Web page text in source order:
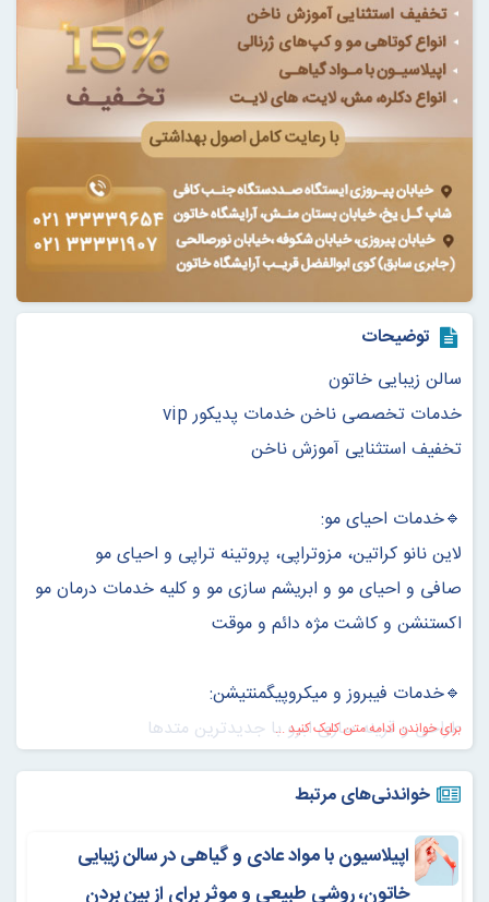
توضیحات
سالن زیبایی خاتون
خدمات تخصصی ناخن خدمات پديكور vip
تخفيف استثنایی آموزش ناخن
🔹خدمات احیای مو:
لاین نانو کراتین، مزوتراپی، پروتینه تراپی و احیای مو
صافی و احیای مو و ابریشم سازی مو و کلیه خدمات درمان مو
اکستنشن و کاشت مژه دائم و موقت
🔹خدمات فیبروز و میکروپیگمنتیشن:
طراحی و قرینه سازی ابرو با جدیدترین متدها
میکروپیگمنتیشن نانو
میکروبلیدینگ به جدیدترین روش (فیبرز ،فشن بروز ،تلفیقی )
خط چشم ،خط مژه ،سایه مخملی چشم ،فیکانتور لب
طراحی روی بدن، کاور کردن و ریموال
برای خواندن ادامه متن کلیک کنید ...
خواندنی‌های مرتبط
اپیلاسیون با مواد عادی و گیاهی در سالن زیبایی
خاتون، روشی طبیعی و موثر برای از بین بردن